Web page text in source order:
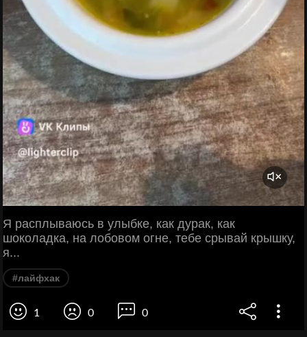
Я расплываюсь в улыбке, как дурак, как
шоколадка, на лобовом огне, тебе срывай крышку,
я...
#лайфхак
1 0 0